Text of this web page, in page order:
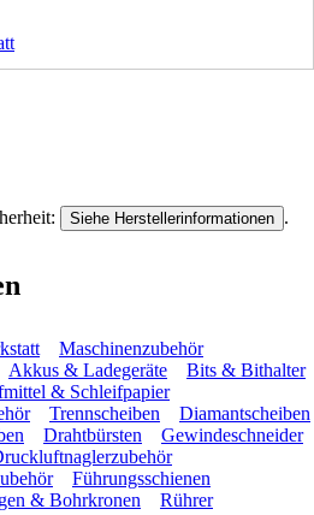
Siehe Herstellerinformationen .
Maschinenzubehör
Akkus & Ladegeräte
Bits & Bithalter
& Schleifpapier
Trennscheiben
Diamantscheiben
Drahtbürsten
Gewindeschneider
Führungsschienen
& Bohrkronen
Rührer